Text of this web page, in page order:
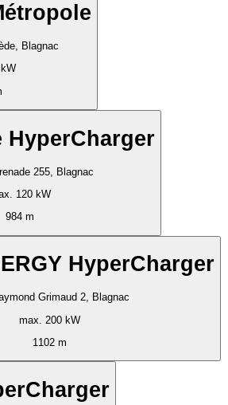
Blagnac
HyperCharger
255, Blagnac
120 kW
984 m
HyperCharger
Grimaud 2, Blagnac
max. 200 kW
1102 m